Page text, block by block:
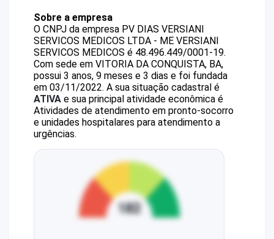
Sobre a empresa
O CNPJ da empresa PV DIAS VERSIANI
SERVICOS MEDICOS LTDA - ME VERSIANI
SERVICOS MEDICOS é 48.496.449/0001-19.
Com sede em VITORIA DA CONQUISTA, BA,
possui 3 anos, 9 meses e 3 dias e foi fundada
em 03/11/2022. A sua situação cadastral é
ATIVA e sua principal atividade econômica é
Atividades de atendimento em pronto-socorro
e unidades hospitalares para atendimento a
urgências.